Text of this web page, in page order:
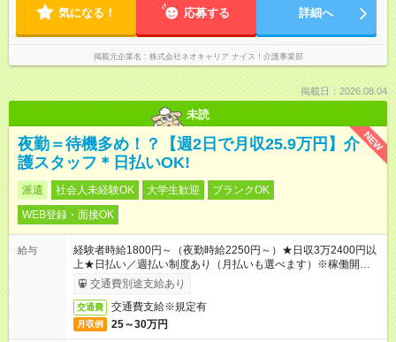
気になる！ 応募する 詳細へ
掲載元企業名 株式会社ネオキャリア ナイス！介護事業部
掲載日：2026.08.04
未読
NEW
夜勤＝待機多め！？【週2日で月収25.9万円】介
護スタッフ＊日払いOK!
派遣 社会人未経験OK 大学生歓迎
ブランクOK
WEB登録・面接OK
給与
経験者時給1800円～（夜勤時給2250円～）★日収3万2400円以
上★日払い／週払い制度あり（月払いも選べます）※稼働開始時
は手続き完了次第のお支払いとなります。
交通費別途支給あり
交通費 交通費支給※規定有
月収例 25～30万円